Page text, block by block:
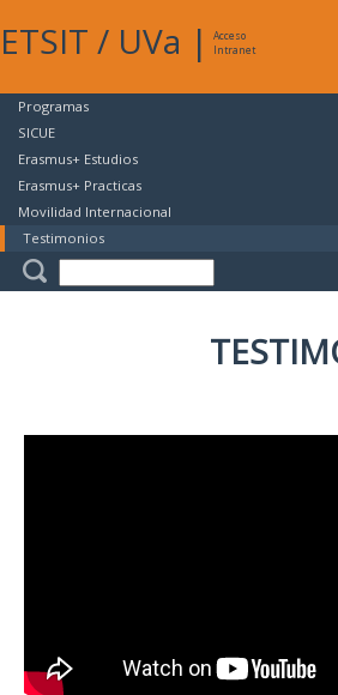
ETSIT / UVa |
Acceso
Intranet
Programas
SICUE
Erasmus+ Estudios
Erasmus+ Practicas
Movilidad Internacional
Testimonios